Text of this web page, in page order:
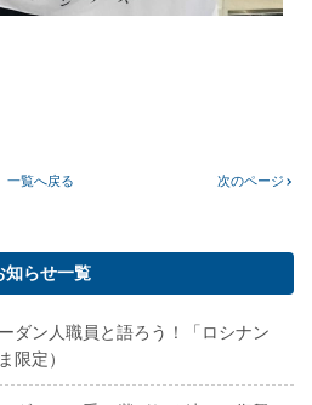
一覧へ戻る 次のページ
知らせ一覧
ダン人職員と語ろう！「ロシナン
限定）